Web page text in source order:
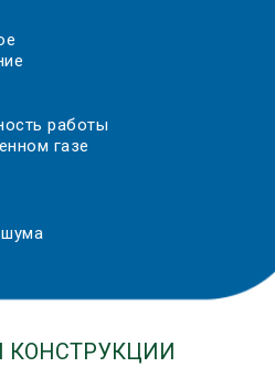
работы
газе
шума
КОНСТРУКЦИИ